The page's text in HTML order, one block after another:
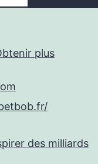
plus
des milliards